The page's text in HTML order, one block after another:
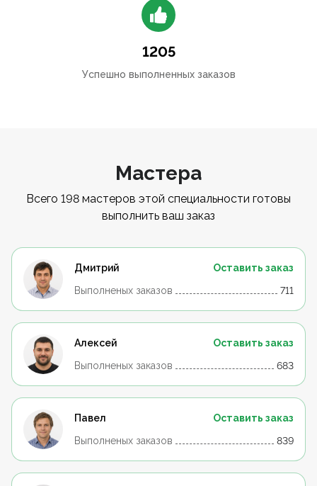
1205
Успешно выполненных заказов
Мастера
Всего 198 мастеров этой специальности готовы
выполнить ваш заказ
Дмитрий
Оставить заказ
Выполненых заказов
711
Алексей
Оставить заказ
Выполненых заказов
683
Павел
Оставить заказ
Выполненых заказов
839